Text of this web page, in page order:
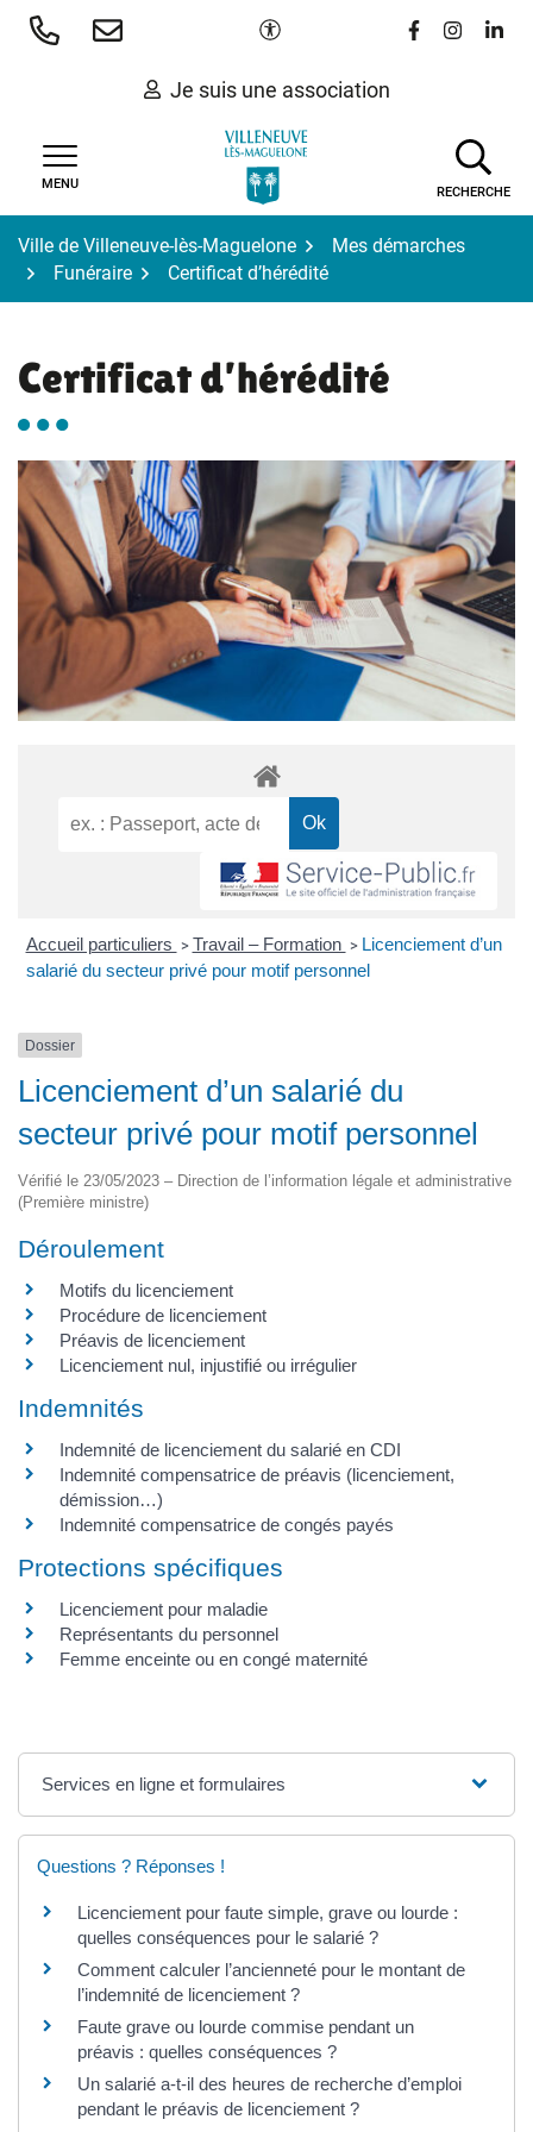
Aller
Paramètres d'accessibilité
Lien vers le
Lien vers
Lien
Je suis une association
MENU
RECHERCHE
Ville de Villeneuve-lès-Maguelone
Mes démarches
Funéraire
Certificat d’hérédité
Certificat d’hérédité
Accueil particuliers > Travail – Formation > Licenciement d’un
salarié du secteur privé pour motif personnel
Dossier
Licenciement d’un salarié du
secteur privé pour motif personnel
Vérifié le 23/05/2023 – Direction de l’information légale et administrative
(Première ministre)
Déroulement
Motifs du licenciement
Procédure de licenciement
Préavis de licenciement
Licenciement nul, injustifié ou irrégulier
Indemnités
Indemnité de licenciement du salarié en CDI
Indemnité compensatrice de préavis (licenciement,
démission…)
Indemnité compensatrice de congés payés
Protections spécifiques
Licenciement pour maladie
Représentants du personnel
Femme enceinte ou en congé maternité
Services en ligne et formulaires
Questions ? Réponses !
Licenciement pour faute simple, grave ou lourde :
quelles conséquences pour le salarié ?
Comment calculer l’ancienneté pour le montant de
l’indemnité de licenciement ?
Faute grave ou lourde commise pendant un
préavis : quelles conséquences ?
Un salarié a-t-il des heures de recherche d’emploi
pendant le préavis de licenciement ?